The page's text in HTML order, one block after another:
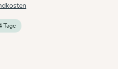
Tage